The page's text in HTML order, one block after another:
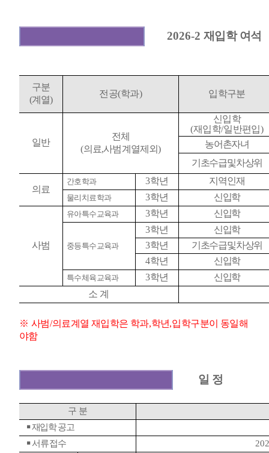
2026-2 재입학 여석
구분
(계열)
전공(학과) 입학구분
일반
전체
(의료,사범계열제외)
신입학
(재입학/일반편입)
농어촌자녀
기초수급및차상위
의료
간호학과 3학년 지역인재
물리치료학과 3학년 신입학
사범
유아특수교육과 3학년 신입학
중등특수교육과
3학년
신입학
3학년
기초수급및차상위
4학년 신입학
특수체육교육과 3학년
신입학
소 계
※ 사범/의료계열 재입학은 학과,학년,입학구분이 동일해
야함
일 정
구 분
￭재입학 공고
￭서류접수